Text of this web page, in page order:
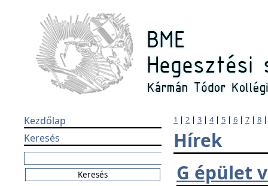
Kezdőlap
Keresés
1 | 2 | 3 | 4| 5 | 6 | 7 | 8
Hírek
G épület